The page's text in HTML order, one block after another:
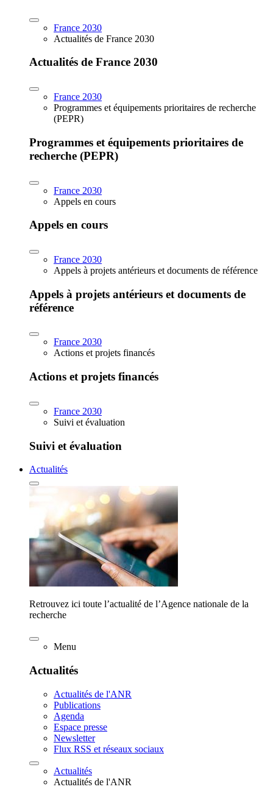
France 2030
Actualités de France 2030
Actualités de France 2030
France 2030
Programmes et équipements prioritaires de recherche
(PEPR)
Programmes et équipements prioritaires de
recherche (PEPR)
France 2030
Appels en cours
Appels en cours
France 2030
Appels à projets antérieurs et documents de référence
Appels à projets antérieurs et documents de
référence
France 2030
Actions et projets financés
Actions et projets financés
France 2030
Suivi et évaluation
Suivi et évaluation
Actualités
Retrouvez ici toute l’actualité de l’Agence nationale de la
recherche
Menu
Actualités
Actualités de l'ANR
Publications
Agenda
Espace presse
Newsletter
Flux RSS et réseaux sociaux
Actualités
Actualités de l'ANR